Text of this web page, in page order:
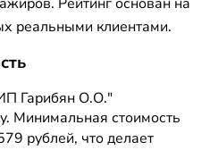
реальными клиентами.
Гарибян О.О."
Минимальная стоимость
рублей, что делает